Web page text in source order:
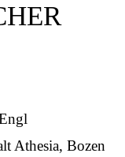
Athesia, Bozen